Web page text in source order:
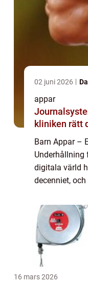
02 juni 2026
appar
Journalsystem
kliniken rätt
Barn Appar –
Underhållning
digitala värld
decenniet,
syftar till att
16 mars 2026